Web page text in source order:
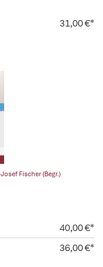
31,00 €*
Josef Fischer (Begr.)
40,00 €*
36,00 €*